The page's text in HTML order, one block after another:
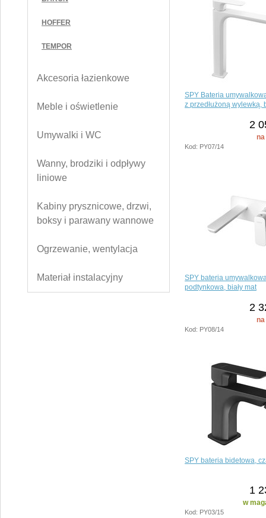
HOFFER
TEMPOR
Akcesoria łazienkowe
Meble i oświetlenie
Umywalki i WC
Wanny, brodziki i odpływy
liniowe
Kabiny prysznicowe, drzwi,
boksy i parawany wannowe
Ogrzewanie, wentylacja
Materiał instalacyjny
SPY Bateria
z przedłużoną wylewką,
2
Kod: PY07/14
SPY bateria
podtynkowa, biały mat
2
Kod: PY08/14
SPY bateria bidetowa,
1
w
Kod: PY03/15